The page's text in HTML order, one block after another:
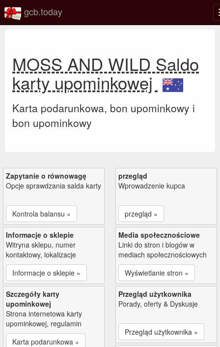
gcb.today
MOSS AND WILD Saldo
karty upominkowej
Karta podarunkowa, bon upominkowy i
bon upominkowy
Zapytanie o równowagę
Opcje sprawdzania salda karty
Kontrola balansu »
przegląd
Wprowadzenie kupca
przegląd »
Informacje o sklepie
Witryna sklepu, numer
kontaktowy, lokalizacje
Informacje o sklepie »
Media społecznościowe
Linki do stron i blogów w
mediach społecznościowych
Wyświetlanie stron »
Szczegóły karty
upominkowej
Strona internetowa karty
upominkowej, regulamin
Karta podarunkowa »
Przegląd użytkownika
Porady, oferty & Dyskusje
Przegląd użytkownika »